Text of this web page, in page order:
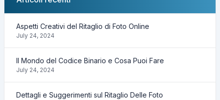
Aspetti Creativi del Ritaglio di Foto Online
July 24, 2024
Il Mondo del Codice Binario e Cosa Puoi Fare
July 24, 2024
Dettagli e Suggerimenti sul Ritaglio Delle Foto